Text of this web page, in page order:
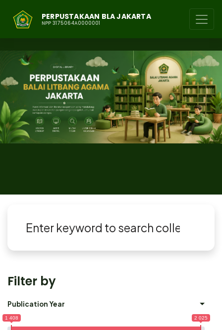
PERPUSTAKAAN BLA JAKARTA
NPP 3175064A0000001
Filter by
Publication Year
1 408 2 025